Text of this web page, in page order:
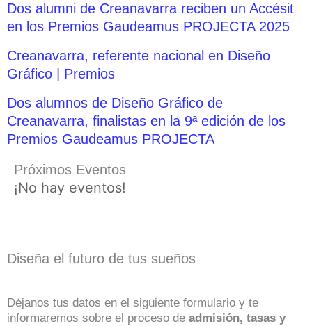
Dos alumni de Creanavarra reciben un Accésit
en los Premios Gaudeamus PROJECTA 2025
Creanavarra, referente nacional en Diseño
Gráfico | Premios
Dos alumnos de Diseño Gráfico de
Creanavarra, finalistas en la 9ª edición de los
Premios Gaudeamus PROJECTA
Próximos Eventos
¡No hay eventos!
Diseña el futuro de tus sueños
Déjanos tus datos en el siguiente formulario y te
informaremos sobre el proceso de admisión, tasas y